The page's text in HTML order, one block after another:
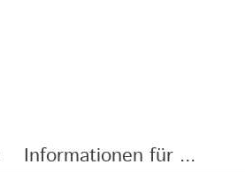
Informationen für ...